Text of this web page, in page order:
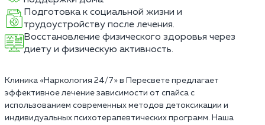
Подготовка к социальной жизни и
трудоустройству после лечения.
Восстановление физического здоровья через
диету и физическую активность.
Клиника «Наркология 24/7» в Пересвете предлагает
эффективное лечение зависимости от спайса с
использованием современных методов детоксикации и
индивидуальных психотерапевтических программ. Наша